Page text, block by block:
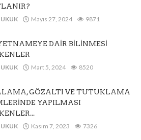
Mayıs 27, 2024 9871
DAİR BİLİNMESİ
Mart 5, 2024 8520
GÖZALTI VE TUTUKLAMA
YAPILMASI
Kasım 7, 2023 7326